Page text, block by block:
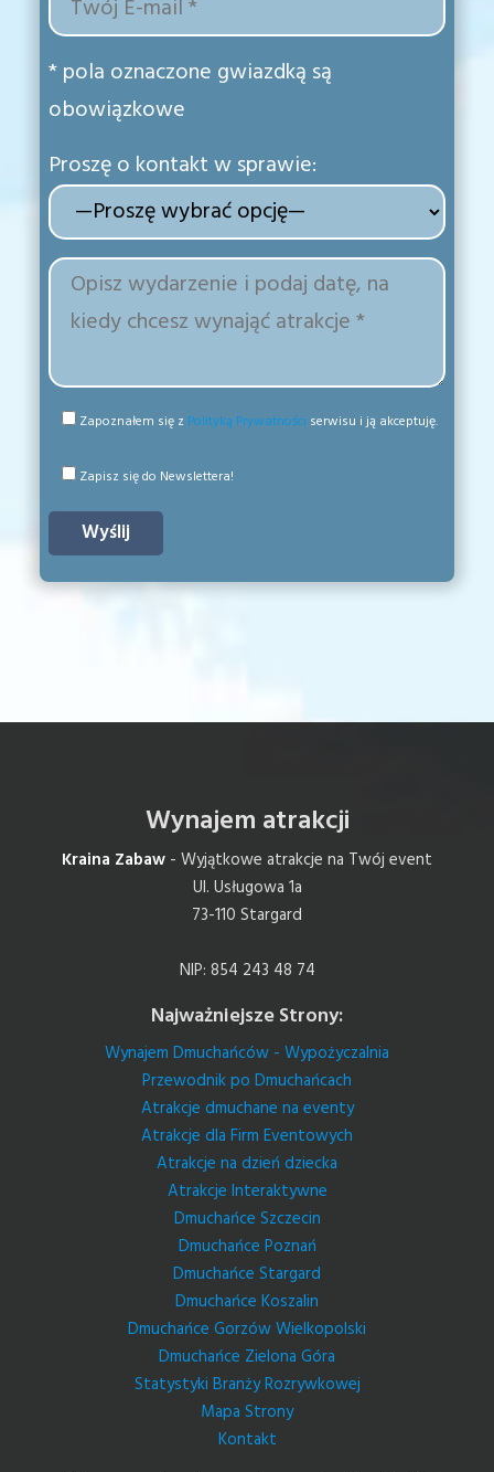
* pola oznaczone gwiazdką są
obowiązkowe
Proszę o kontakt w sprawie:
Zapoznałem się z Polityką Prywatności serwisu i ją akceptuję.
Zapisz się do Newslettera!
Wynajem atrakcji
Kraina Zabaw - Wyjątkowe atrakcje na Twój event
Ul. Usługowa 1a
73-110 Stargard
NIP: 854 243 48 74
Najważniejsze Strony:
Wynajem Dmuchańców - Wypożyczalnia
Przewodnik po Dmuchańcach
Atrakcje dmuchane na eventy
Atrakcje dla Firm Eventowych
Atrakcje na dzień dziecka
Atrakcje Interaktywne
Dmuchańce Szczecin
Dmuchańce Poznań
Dmuchańce Stargard
Dmuchańce Koszalin
Dmuchańce Gorzów Wielkopolski
Dmuchańce Zielona Góra
Statystyki Branży Rozrywkowej
Mapa Strony
Kontakt